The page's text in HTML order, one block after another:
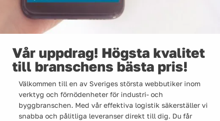
Vår uppdrag! Högsta kvalitet
till branschens bästa pris!
Välkommen till en av Sveriges största webbutiker inom
verktyg och förnödenheter för industri- och
byggbranschen. Med vår effektiva logistik säkerställer vi
snabba och pålitliga leveranser direkt till dig. Du får